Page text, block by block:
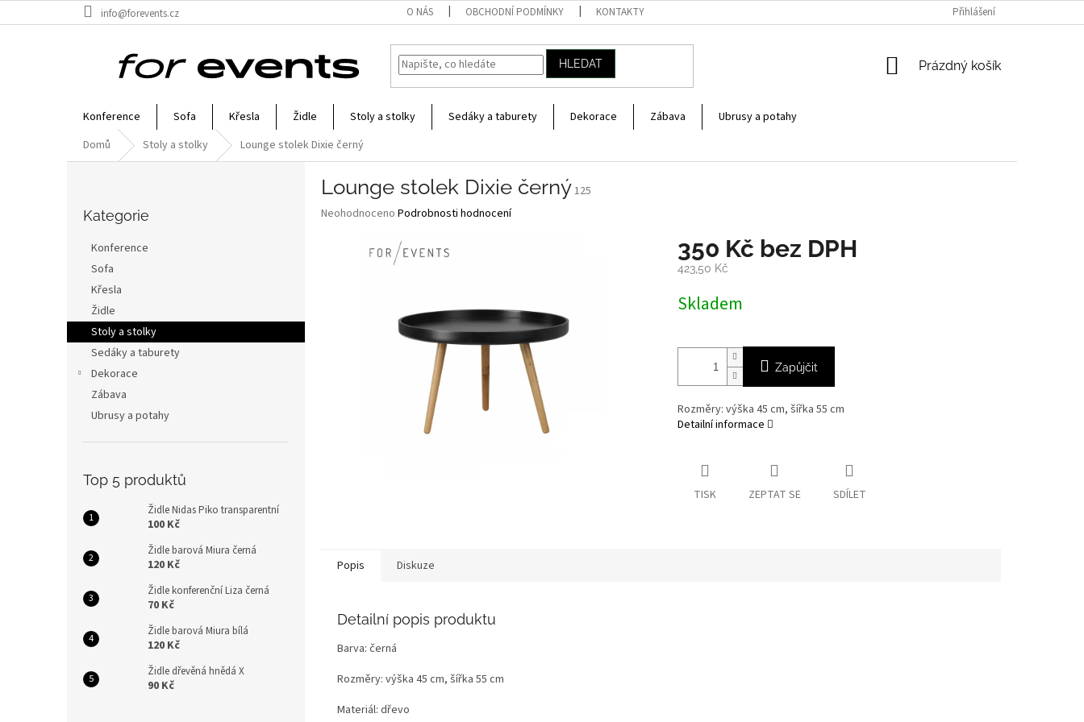
na
info@forevents.cz O NÁS OBCHODNÍ PODMÍNKY KONTAKTY Přihlášení
HLEDAT
NÁKUPNÍ
Prázdný košík
Konference Sofa Křesla Židle Stoly a stolky Sedáky a taburety Dekorace Zábava
Ubrusy a potahy
Domů
Stoly a stolky Lounge stolek Dixie černý
a
kategorie
Kategorie
Konference
Sofa
Křesla
Židle
Stoly a stolky
Sedáky a taburety
Dekorace
Zábava
Ubrusy a potahy
Top 5 produktů
Židle Nidas Piko transparentní
100 Kč
Židle barová Miura černá
120 Kč
Židle konferenční Liza černá
70 Kč
Židle barová Miura bílá
120 Kč
Židle dřevěná hnědá X
90 Kč
Lounge stolek Dixie černý125
Průměrné
Neohodnoceno Podrobnosti hodnocení
350 Kč bez DPH
423,50 Kč
cena:
Skladem
Zapůjčit
Rozměry: výška 45 cm, šířka 55 cm
Detailní informace
TISK ZEPTAT SE SDÍLET
Popis Diskuze
Detailní popis produktu
Barva: černá
Rozměry: výška 45 cm, šířka 55 cm
Materiál: dřevo